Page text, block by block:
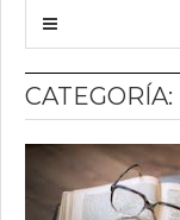
CATEGORÍA: